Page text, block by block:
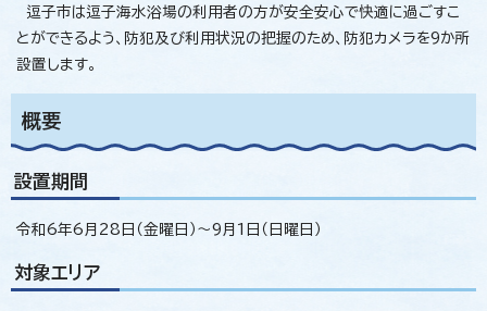
逗子市は逗子海水浴場の利用者の方が安全安心で快適に過ごすこ
とができるよう、防犯及び利用状況の把握のため、防犯カメラを9か所
設置します。
概要
設置期間
令和6年6月28日（金曜日）～9月1日（日曜日）
対象エリア